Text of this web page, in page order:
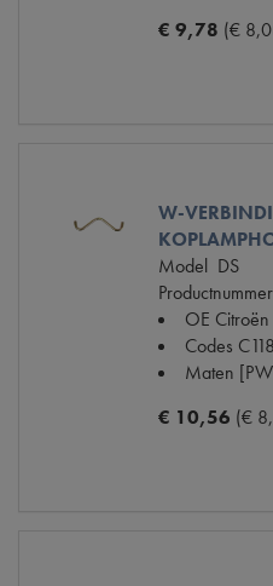
€ 9,78 (€
W-
Model DS
Productnummer
OE Citroën
Codes
Maten
€ 10,56 (€